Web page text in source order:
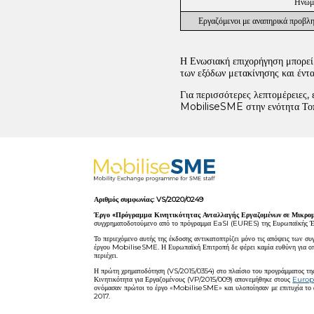
Εργαζόμενοι με αναπηρικά
Η Ενωσιακή επιχορήγηση μπορεί
των εξόδων μετακίνησης και
Για περισσότερες
MobiliseSME στην ενότητα
Αριθμός συμφωνίας: VS/2020/0249
Έργο «Πρόγραμμα Κινητικότητας Ανταλλαγής Εργαζομένων σε
συγχρηματοδοτούμενο από το πρόγραμμα EaSI (EURES) της
Το περιεχόμενο αυτής της έκδοσης αντικατοπτρίζει μόνο τις απόψεις
έργου MobiliseSME. Η Ευρωπαϊκή Επιτροπή δε φέρει καμία ευθύνη για
περιέχει.
Η πρώτη χρηματοδότηση (VS/2015/0354) στο πλαίσιο του προγράμματος
Κινητικότητα για Εργαζομένους (VP/2015/009) απονεμήθηκε στους
ονόμασαν πρώτοι το έργο «MobiliseSME» και υλοποίησαν με επιτυχία το
2017.